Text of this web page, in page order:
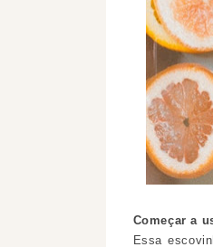
Começar a
Essa